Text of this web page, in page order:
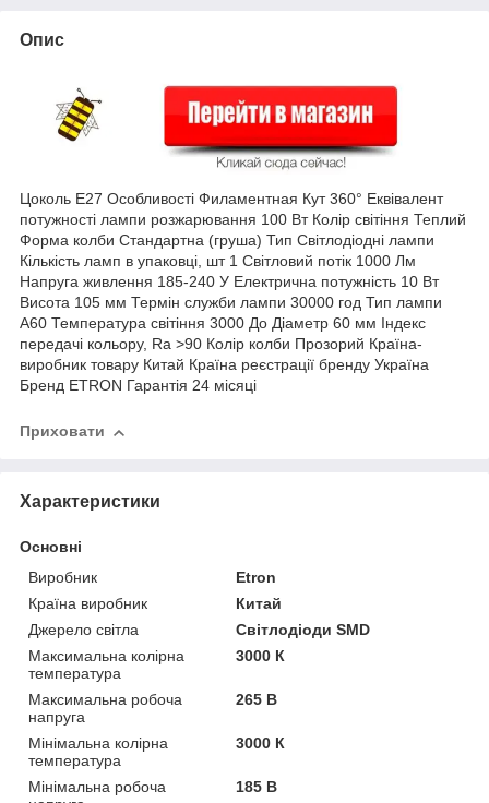
Опис
Цоколь E27 Особливості Филаментная Кут 360° Еквівалент
потужності лампи розжарювання 100 Вт Колір світіння Теплий
Форма колби Стандартна (груша) Тип Світлодіодні лампи
Кількість ламп в упаковці, шт 1 Світловий потік 1000 Лм
Напруга живлення 185-240 У Електрична потужність 10 Вт
Висота 105 мм Термін служби лампи 30000 год Тип лампи
A60 Температура світіння 3000 До Діаметр 60 мм Індекс
передачі кольору, Ra >90 Колір колби Прозорий Країна-
виробник товару Китай Країна реєстрації бренду Україна
Бренд ETRON Гарантія 24 місяці
Приховати
Характеристики
Основні
Виробник
Etron
Країна виробник
Китай
Джерело світла
Світлодіоди SMD
Максимальна колірна
температура
3000 К
Максимальна робоча
напруга
265 В
Мінімальна колірна
температура
3000 К
Мінімальна робоча
185 В